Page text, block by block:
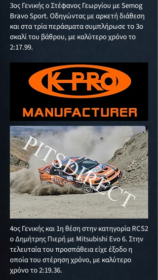
3ος Γενικής ο Στέφανος Γεωργίου με Semog
Bravo Sport. Οδηγώντας με αρκετή διάθεση
και στα τρία περάσματα συμπλήρωσε το 3ο
σκαλί του βάθρου, με καλύτερο χρόνο το
2:17.99.
4ος Γενικής και 1η θέση στην κατηγορία RCS2
ο Δημήτρης Πιερή με Mitsubishi Evo 6. Στην
τελευταία του προσπάθεια είχε έξοδο η
οποία του στέρηση χρόνο, με καλύτερο
χρόνο το 2:19.36.